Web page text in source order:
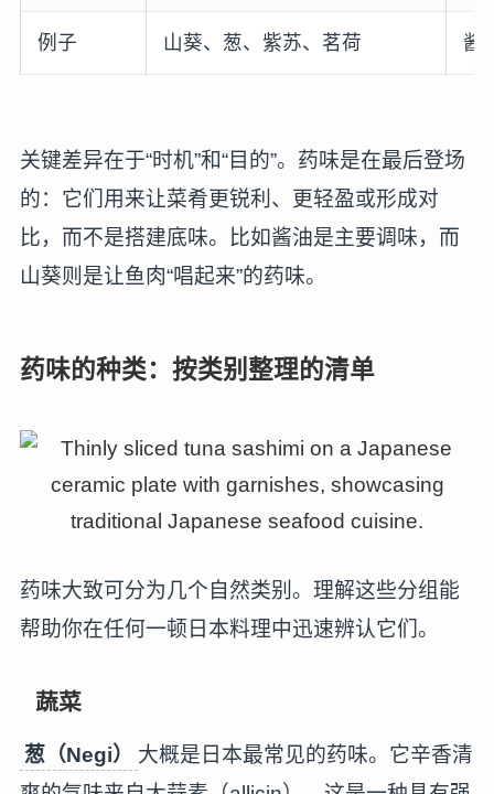
例子 山葵、葱、紫苏、茗荷 酱
关键差异在于“时机”和“目的”。药味是在最后登场
的：它们用来让菜肴更锐利、更轻盈或形成对
比，而不是搭建底味。比如酱油是主要调味，而
山葵则是让鱼肉“唱起来”的药味。
药味的种类：按类别整理的清单
药味大致可分为几个自然类别。理解这些分组能
帮助你在任何一顿日本料理中迅速辨认它们。
蔬菜
葱（Negi）
大概是日本最常见的药味。它辛香清